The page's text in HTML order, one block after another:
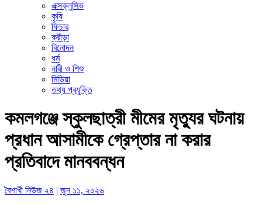
এক্সক্লুসিভ
কৃষি
ফিচার
ক্রীড়া
বিনোদন
ধর্ম
নারী ও শিশু
মিডিয়া
তথ্য প্রযুক্তি
কমলগঞ্জে স্কুলছাত্রী মীমের মৃত্যুর ঘটনায়
প্রধান আসামীকে গ্রেপ্তার না করার
প্রতিবাদে মানববন্ধন
বৈশাখী নিউজ ২৪ | জুন ১১, ২০২৬